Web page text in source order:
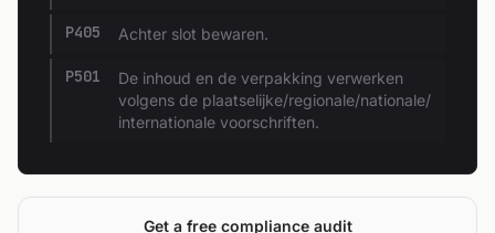
P405 Achter slot bewaren.
P501
De inhoud en de verpakking verwerken
volgens de plaatselijke/regionale/nationale/
internationale voorschriften.
Get a free compliance audit